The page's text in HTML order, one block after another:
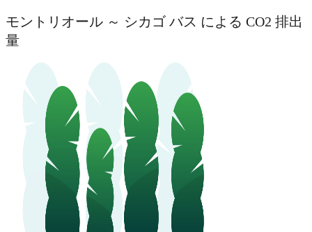
モントリオール ～ シカゴ バス による CO2 排出
量